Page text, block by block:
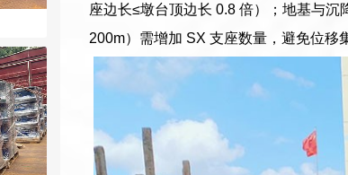
座边长≤墩台顶边长 0.8 倍）；地基与
200m）需增加 SX 支座数量，避免位移